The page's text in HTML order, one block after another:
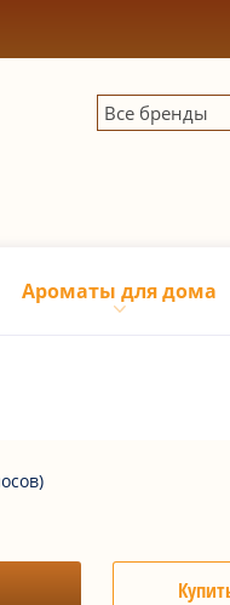
Все бренды
Ароматы для дома